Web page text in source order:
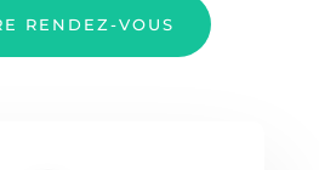
RENDEZ-VOUS